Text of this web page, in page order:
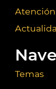
Temas